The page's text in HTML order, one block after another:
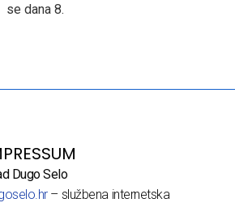
se dana 8.
Dugo Selo
– službena internetska